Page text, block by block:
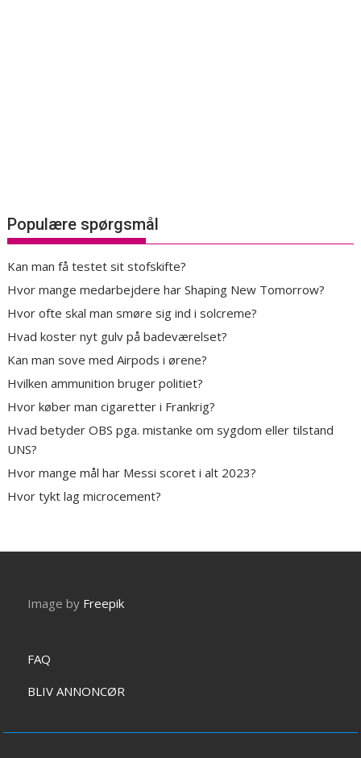
Populære spørgsmål
Kan man få testet sit stofskifte?
Hvor mange medarbejdere har Shaping New Tomorrow?
Hvor ofte skal man smøre sig ind i solcreme?
Hvad koster nyt gulv på badeværelset?
Kan man sove med Airpods i ørene?
Hvilken ammunition bruger politiet?
Hvor køber man cigaretter i Frankrig?
Hvad betyder OBS pga. mistanke om sygdom eller tilstand
UNS?
Hvor mange mål har Messi scoret i alt 2023?
Hvor tykt lag microcement?
Image by Freepik
FAQ
BLIV ANNONCØR